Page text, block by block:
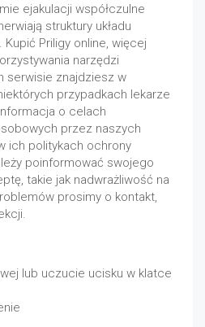
ejakulacji współczulne
struktury układu
Priligy online, więcej
narzędzi
serwisie znajdziesz w
przypadkach lekarze
o celach
przez naszych
ich politykach ochrony
poinformować swojego
takie jak nadwrażliwość na
prosimy o kontakt,
lub uczucie ucisku w klatce